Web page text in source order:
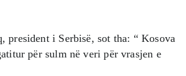
president i Serbisë, sot tha: “ Kosova
për sulm në veri për vrasjen e